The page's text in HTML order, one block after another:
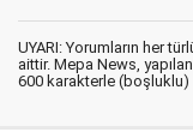
UYARI: Yorumların her
aittir. Mepa News,
600 karakterle (boşluklu)